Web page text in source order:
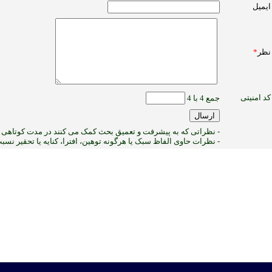
ایمیل
نظر *
کد امنیتی جمع 4 با 4
- نظراتی که به پیشرفت و تعمیق بحث کمک می کنند در مدت کوتاهی
- نظرات حاوی الفاظ سبک یا هرگونه توهین، افترا، کنایه یا تحقیر